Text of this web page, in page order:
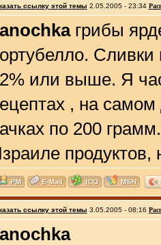
ссылку этой темы 2.05.2005 - 23:34
грибы
Сливки
или выше. Я
, на
по 200
продуктов,
ссылку этой темы 3.05.2005 - 08:16